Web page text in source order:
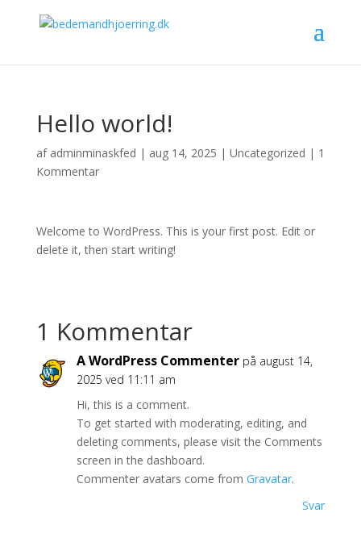
Hello world!
af adminminaskfed | aug 14, 2025 | Uncategorized | 1
Kommentar
Welcome to WordPress. This is your first post. Edit or
delete it, then start writing!
1 Kommentar
A WordPress Commenter på august 14,
2025 ved 11:11 am
Hi, this is a comment.
To get started with moderating, editing, and
deleting comments, please visit the Comments
screen in the dashboard.
Commenter avatars come from Gravatar.
Svar